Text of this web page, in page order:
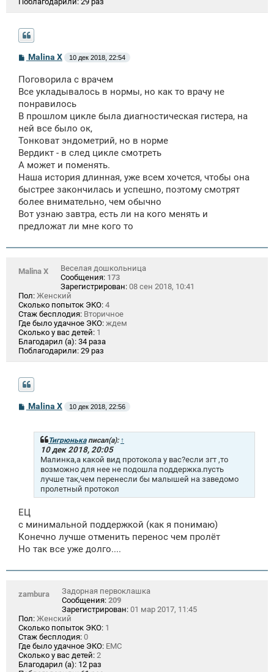
С
б
щ
н
и
Malina X 10 дек 2018, 22:54
Поговорила с врачем
Все укладывалось в нормы, но как то врачу не
понравилось
В прошлом цикле была диагностическая гистера, на
ней все было ок,
Тонковат эндометрий, но в норме
Вердикт - в след цикле смотреть
А может и поменять.
Наша история длинная, уже всем хочется, чтобы она
быстрее закончилась и успешно, поэтому смотрят
более внимательно, чем обычно
Вот узнаю завтра, есть ли на кого менять и
предложат ли мне кого то
Malina X
Веселая дошкольница
Сообщения: 173
Зарегистрирован: 08 сен 2018, 10:41
Пол: Женский
Сколько попыток ЭКО: 4
Стаж бесплодия: Вторичное
Где было удачное ЭКО: ждем
Сколько у вас детей: 1
Благодарил (а): 34 раза
Поблагодарили: 29 раз
СMalina X 10 дек 2018, 22:56
Тигрюнькаписал(а): ↑
10 дек 2018, 20:05
Малинка,а какой вид протокола у вас?если згт ,то
возможно для нее не подошла поддержка.пусть
лучше так,чем перенесли бы малышей на заведомо
пролетный протокол
ЕЦ
с минимальной поддержкой (как я понимаю)
Конечно лучше отменить перенос чем пролёт
Но так все уже долго....
zambura
Задорная первоклашка
Сообщения: 209
Зарегистрирован: 01 мар 2017, 11:45
Пол: Женский
Сколько попыток ЭКО: 1
Стаж бесплодия: 0
Где было удачное ЭКО: ЕМС
Сколько у вас детей: 2
Благодарил (а): 12 раз